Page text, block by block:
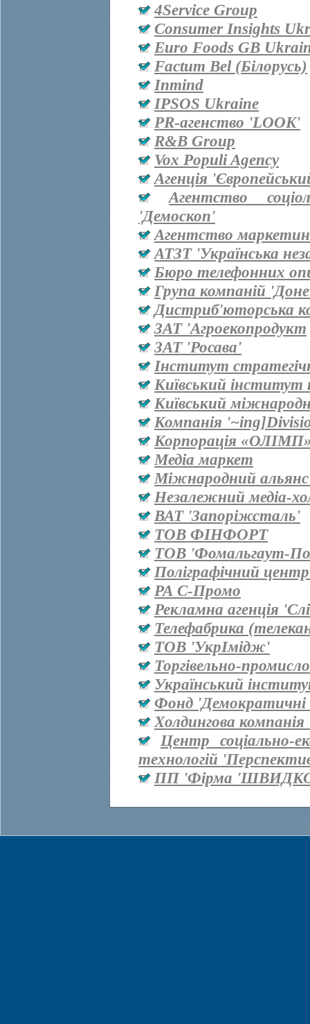
4Service Group
Consumer Insights
Euro Foods GB
Factum Bel (Білорусь)
Inmind
IPSOS Ukraine
PR-агенство 'LOOK'
R&B Group
Vox Populi Agency
Агенція
Агентство
'Демоскоп'
Агентство
АТЗТ 'Українська
Бюро телефонних
Група компаній
Дистриб'юторська
ЗАТ 'Агроекопродукт
ЗАТ 'Росава'
Інститут
Київський інститут
Київський
Компанія
Корпорація
Медіа маркет
Міжнародний
Незалежний медіа-
ВАТ 'Запоріжсталь'
ТОВ ФІНФОРТ
ТОВ 'Фомальгаут-
Поліграфічний
РА С-Промо
Рекламна агенція
Телефабрика
ТОВ 'УкрІмідж'
Торгівельно-
Український
Фонд 'Демократичні
Холдингова
Центр соціально-
технологій
ПП 'Фірма